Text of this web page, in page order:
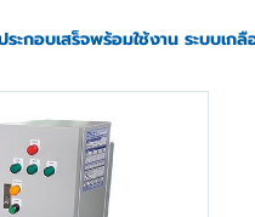
กอบเสร็จพร้อมใช้งาน ระบบเก